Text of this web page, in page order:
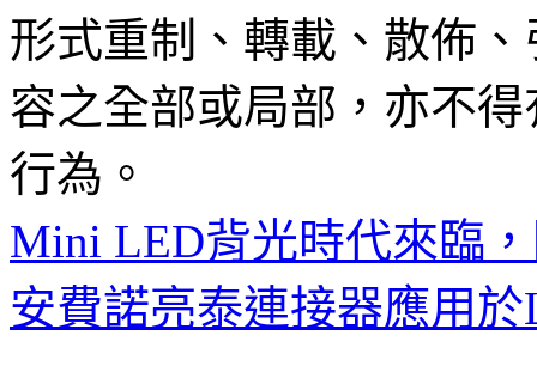
形式重制、轉載、散佈
容之全部或局部，亦不
行為。
Mini LED背光時代來臨
安費諾亮泰連接器應用